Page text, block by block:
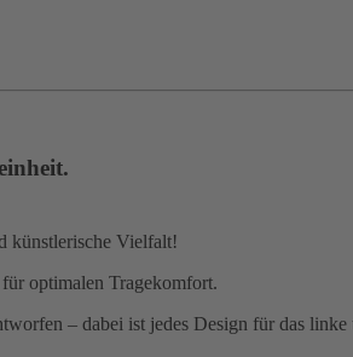
künstlerische Vielfalt!
optimalen Tragekomfort.
– dabei ist jedes Design für das